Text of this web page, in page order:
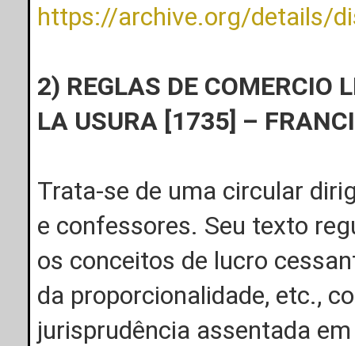
https://archive.org/details/
2) REGLAS DE COMERCIO
LA USURA [1735] –
Trata-se de uma circular
e confessores. Seu texto
os conceitos de lucro
da proporcionalidade, etc.,
jurisprudência assentada